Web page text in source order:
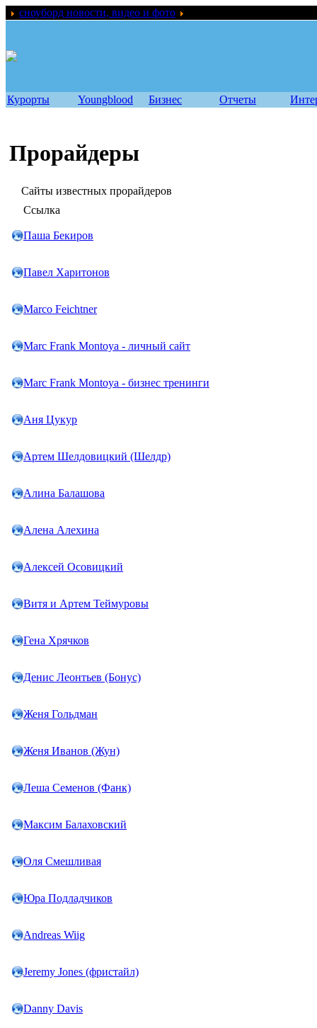
сноуборд новости, видео и фото
Курорты Youngblood Бизнес Отчеты
Прорайдеры
Сайты известных прорайдеров
Ссылка
Паша Бекиров
Павел Харитонов
Marco Feichtner
Marc Frank Montoya - личный сайт
Marc Frank Montoya - бизнес тренинги
Аня Цукур
Артем Шелдовицкий (Шелдр)
Алина Балашова
Алена Алехина
Алексей Осовицкий
Витя и Артем Теймуровы
Гена Хрячков
Денис Леонтьев (Бонус)
Женя Гольдман
Женя Иванов (Жун)
Леша Семенов (Фанк)
Максим Балаховский
Оля Смешливая
Юра Подладчиков
Andreas Wiig
Jeremy Jones (фристайл)
Danny Davis